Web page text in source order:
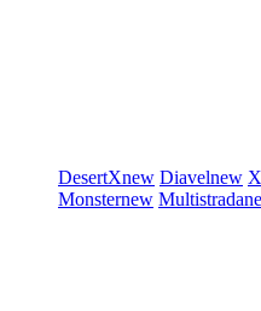
DesertXnew Diavelnew
Monsternew Multistrada